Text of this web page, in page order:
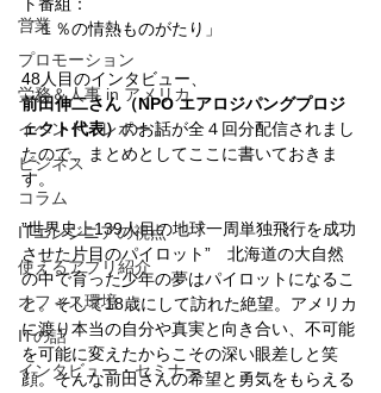
営業
プロモーション
労務＆人事 in アメリカ
イベント・レポート
ビジネス
コラム
ITエンジニアの視点
使えるアプリ紹介
オフィス環境
ITの話
インタビュー・セミナー
「１％の情熱ものがたり」
48人目のインタビュー、
前田伸二さん（NPO エアロジパングプロジ
ェクト代表）のお話が全４回分配信されまし
たので、まとめとしてここに書いておきま
す。
”世界史上139人目の地球一周単独飛行を成功
させた片目のパイロット”　北海道の大自然
の中で育った少年の夢はパイロットになるこ
と。そして18歳にして訪れた絶望。アメリカ
に渡り本当の自分や真実と向き合い、不可能
を可能に変えたからこその深い眼差しと笑
顔。そんな前田さんの希望と勇気をもらえる